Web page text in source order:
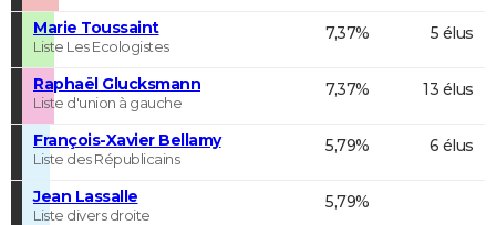
Marie Toussaint
Liste Les Ecologistes
7,37% 5 élus
Raphaël Glucksmann
Liste d'union à gauche
7,37% 13 élus
François-Xavier Bellamy
Liste des Républicains
5,79% 6 élus
Jean Lassalle
Liste divers droite
5,79%